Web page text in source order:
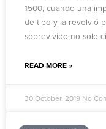
1500, cuando una
de tipo y la revolvió
sobrevivido no solo
READ MORE »
30 October, 2019 No